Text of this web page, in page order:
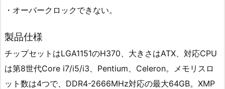
・オーバークロックできない。
製品仕様
チップセットはLGA1151のH370、大きさはATX、対応CPU
は第8世代Core i7/i5/i3、Pentium、Celeron。メモリスロ
ット数は4つで、DDR4-2666MHz対応の最大64GB。XMP